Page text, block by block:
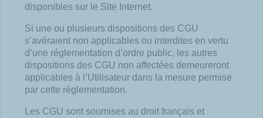
disponibles sur le Site Internet.
Si une ou plusieurs dispositions des CGU
s’avéraient non applicables ou interdites en vertu
d’une réglementation d’ordre public, les autres
dispositions des CGU non affectées demeureront
applicables à l’Utilisateur dans la mesure permise
par cette règlementation.
Les CGU sont soumises au droit français et